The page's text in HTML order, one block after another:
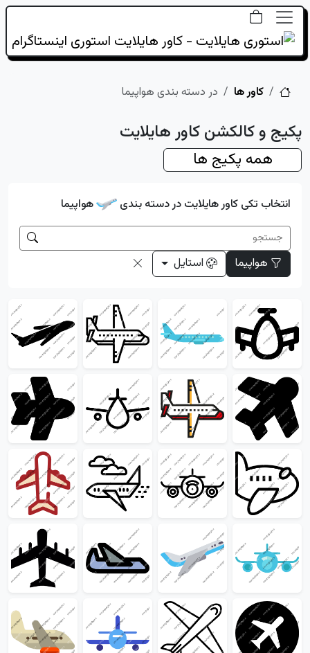
خانهکاور ها در دسته بندی هواپیما
پکیج و کالکشن کاور هایلایت
همه پکیج ها
انتخاب تکی کاور هایلایت در دسته بندی هواپیما